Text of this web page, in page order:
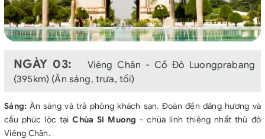
NGÀY 03:
Viêng Chăn - Cố Đô Luongprabang
(395km) (Ăn sáng, trưa, tối)
Sáng:Ăn sáng và trả phòng khách sạn. Đoàn đến dâng hương và
cầu phúc lộc tạiChùa Si Muong- chùa linh thiêng nhất thủ đô
Viêng Chăn.